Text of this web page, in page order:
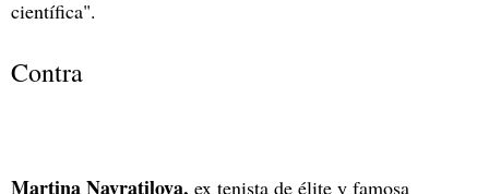
científica".
Contra
Martina Navratilova, ex tenista de élite y famosa